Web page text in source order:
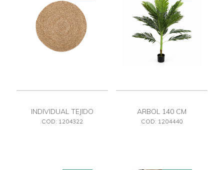
INDIVIDUAL TEJIDO
COD: 1204322
ARBOL 140 CM
COD: 1204440